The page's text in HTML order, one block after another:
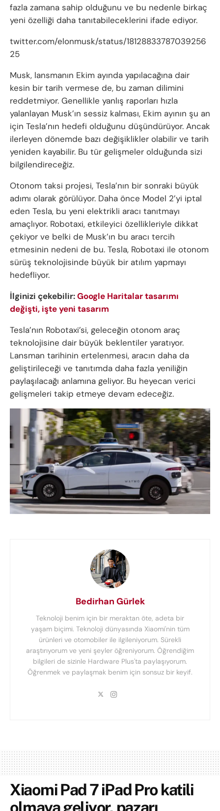
fazla zamana sahip olduğunu ve bu nedenle birkaç
yeni özelliği daha tanıtabileceklerini ifade ediyor.
twitter.com/elonmusk/status/18128833787039256
25
Musk, lansmanın Ekim ayında yapılacağına dair
kesin bir tarih vermese de, bu zaman dilimini
reddetmiyor. Genellikle yanlış raporları hızla
yalanlayan Musk’ın sessiz kalması, Ekim ayının şu an
için Tesla’nın hedefi olduğunu düşündürüyor. Ancak
ilerleyen dönemde bazı değişiklikler olabilir ve tarih
yeniden kayabilir. Bu tür gelişmeler olduğunda sizi
bilgilendireceğiz.
Otonom taksi projesi, Tesla’nın bir sonraki büyük
adımı olarak görülüyor. Daha önce Model 2’yi iptal
eden Tesla, bu yeni elektrikli aracı tanıtmayı
amaçlıyor. Robotaxi, etkileyici özellikleriyle dikkat
çekiyor ve belki de Musk’ın bu aracı tercih
etmesinin nedeni de bu. Tesla, Robotaxi ile otonom
sürüş teknolojisinde büyük bir atılım yapmayı
hedefliyor.
İlginizi çekebilir:Google Haritalar tasarımı
değişti, işte yeni tasarım
Tesla’nın Robotaxi’si, geleceğin otonom araç
teknolojisine dair büyük beklentiler yaratıyor.
Lansman tarihinin ertelenmesi, aracın daha da
geliştirileceği ve tanıtımda daha fazla yeniliğin
paylaşılacağı anlamına geliyor. Bu heyecan verici
gelişmeleri takip etmeye devam edeceğiz.
Bedirhan Gürlek
Teknoloji benim için bir meraktan öte, adeta bir
yaşam biçimi. Teknoloji dünyasında Xiaomi'nin tüm
ürünleri ve otomobiler ile ilgileniyorum. Sürekli
araştırıyorum ve yeni şeyler öğreniyorum. Öğrendiğim
bilgileri de sizinle Hardware Plus'ta paylaşıyorum.
Öğrenmek ve paylaşmak benim için sonsuz bir keyif.
Xiaomi Pad 7 iPad Pro katili